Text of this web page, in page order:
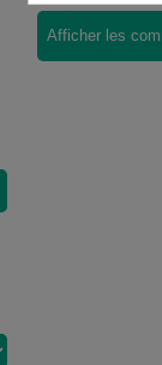
Afficher les